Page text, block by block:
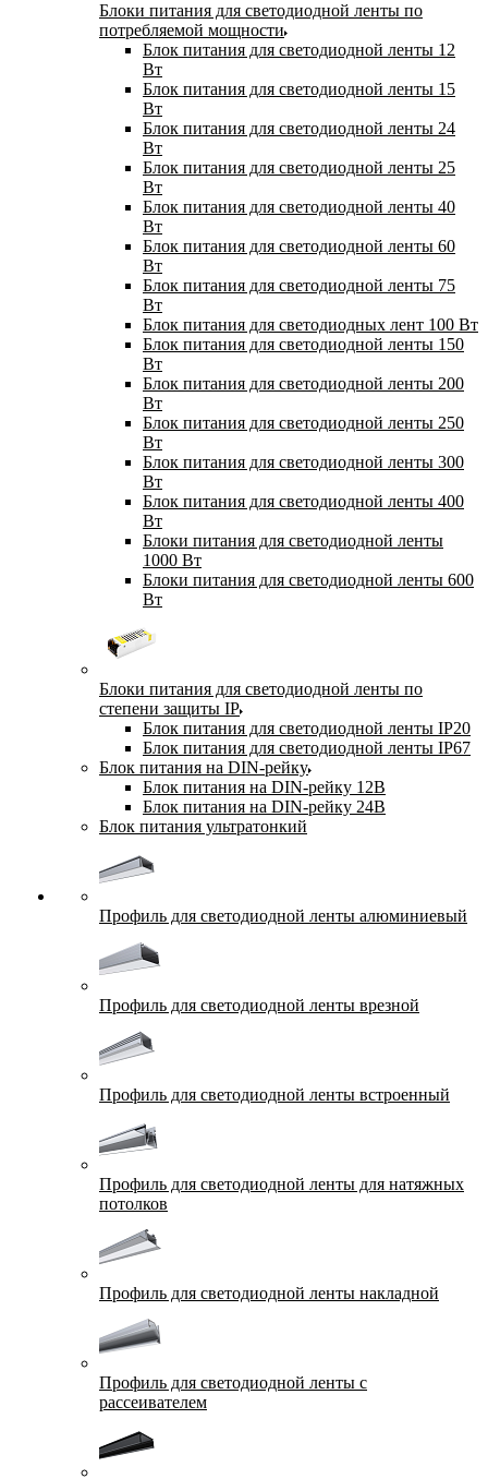
Блоки питания для светодиодной ленты по
потребляемой мощности
Блок питания для светодиодной ленты 12
Вт
Блок питания для светодиодной ленты 15
Вт
Блок питания для светодиодной ленты 24
Вт
Блок питания для светодиодной ленты 25
Вт
Блок питания для светодиодной ленты 40
Вт
Блок питания для светодиодной ленты 60
Вт
Блок питания для светодиодной ленты 75
Вт
Блок питания для светодиодных лент 100 Вт
Блок питания для светодиодной ленты 150
Вт
Блок питания для светодиодной ленты 200
Вт
Блок питания для светодиодной ленты 250
Вт
Блок питания для светодиодной ленты 300
Вт
Блок питания для светодиодной ленты 400
Вт
Блоки питания для светодиодной ленты
1000 Вт
Блоки питания для светодиодной ленты 600
Вт
Блоки питания для светодиодной ленты по
степени защиты IP
Блок питания для светодиодной ленты IP20
Блок питания для светодиодной ленты IP67
Блок питания на DIN-рейку
Блок питания на DIN-рейку 12В
Блок питания на DIN-рейку 24В
Блок питания ультратонкий
Профиль для светодиодной ленты алюминиевый
Профиль для светодиодной ленты врезной
Профиль для светодиодной ленты встроенный
Профиль для светодиодной ленты для натяжных
потолков
Профиль для светодиодной ленты накладной
Профиль для светодиодной ленты с
рассеивателем